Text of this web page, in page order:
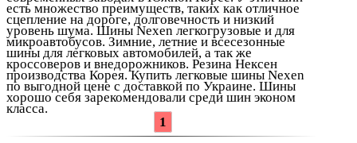
есть множество преимуществ, таких как отличное
сцепление на дороге, долговечность и низкий
уровень шума. Шины Nexen легкогрузовые и для
микроавтобусов. Зимние, летние и всесезонные
шины для легковых автомобилей, а так же
кроссоверов и внедорожников. Резина Нексен
производства Корея. Купить легковые шины Nexen
по выгодной цене с доставкой по Украине. Шины
хорошо себя зарекомендовали среди шин эконом
класса.
1